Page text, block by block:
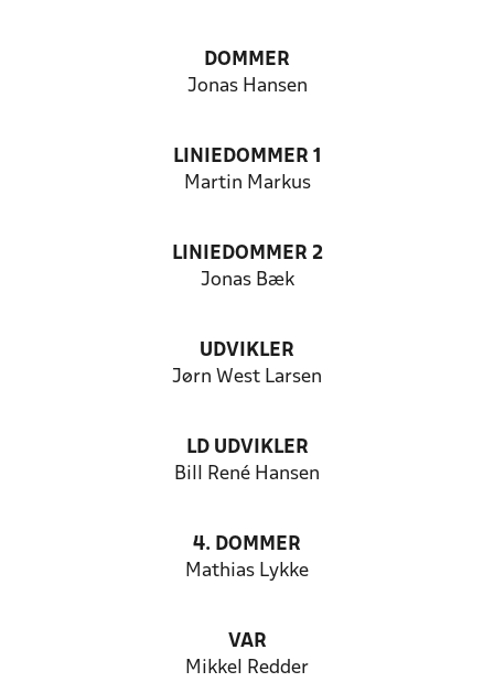
DOMMER
Jonas Hansen
LINIEDOMMER 1
Martin Markus
LINIEDOMMER 2
Jonas Bæk
UDVIKLER
Jørn West Larsen
LD UDVIKLER
Bill René Hansen
4. DOMMER
Mathias Lykke
VAR
Mikkel Redder